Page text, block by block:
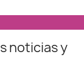
noticias y